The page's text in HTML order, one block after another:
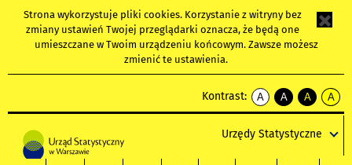
Strona wykorzystuje pliki cookies. Korzystanie z witryny bez
zmiany ustawień Twojej przeglądarki oznacza, że będą one
umieszczane w Twoim urządzeniu końcowym. Zawsze możesz
zmienić te ustawienia.
Kontrast:
A
kontrast
A
kontrast
tekst
czarnym
A
kontrast
tekst
czarnym
A
tekst
żółtym
Urzędy Statystyczne